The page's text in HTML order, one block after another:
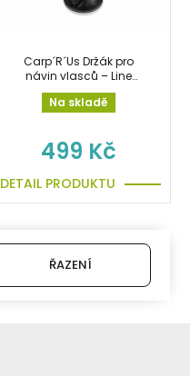
Carp´R´Us Držák pro
návin vlasců – Line
Assistant
Na skladě
499 Kč
DETAIL PRODUKTU
ŘAZENÍ